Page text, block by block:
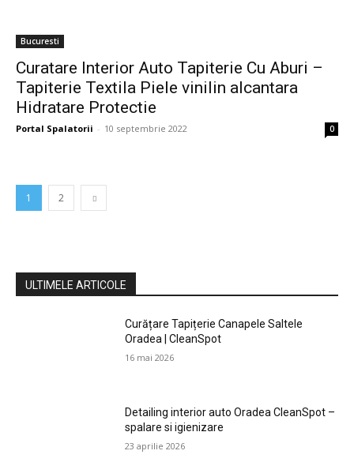
Bucuresti
Curatare Interior Auto Tapiterie Cu Aburi –
Tapiterie Textila Piele vinilin alcantara
Hidratare Protectie
Portal Spalatorii - 10 septembrie 2022 0
1 2
ULTIMELE ARTICOLE
Curățare Tapițerie Canapele Saltele
Oradea | CleanSpot
16 mai 2026
Detailing interior auto Oradea CleanSpot –
spalare si igienizare
23 aprilie 2026